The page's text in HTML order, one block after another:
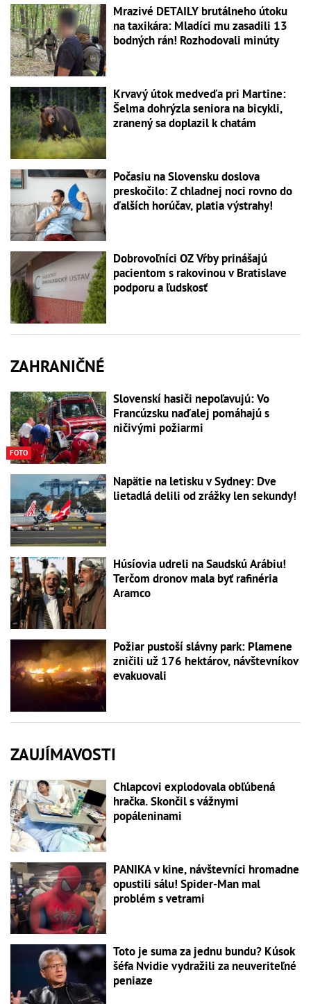
Mrazivé DETAILY brutálneho útoku
na taxikára: Mladíci mu zasadili 13
bodných rán! Rozhodovali minúty
Krvavý útok medveďa pri Martine:
Šelma dohrýzla seniora na bicykli,
zranený sa doplazil k chatám
Počasiu na Slovensku doslova
preskočilo: Z chladnej noci rovno do
ďalších horúčav, platia výstrahy!
Dobrovoľníci OZ Vŕby prinášajú
pacientom s rakovinou v Bratislave
podporu a ľudskosť
ZAHRANIČNÉ
FOTO
Slovenskí hasiči nepoľavujú: Vo
Francúzsku naďalej pomáhajú s
ničivými požiarmi
Napätie na letisku v Sydney: Dve
lietadlá delili od zrážky len sekundy!
Húsíovia udreli na Saudskú Arábiu!
Terčom dronov mala byť rafinéria
Aramco
Požiar pustoší slávny park: Plamene
zničili už 176 hektárov, návštevníkov
evakuovali
ZAUJÍMAVOSTI
Chlapcovi explodovala obľúbená
hračka. Skončil s vážnymi
popáleninami
PANIKA v kine, návštevníci hromadne
opustili sálu! Spider-Man mal
problém s vetrami
Toto je suma za jednu bundu? Kúsok
šéfa Nvidie vydražili za neuveriteľné
peniaze